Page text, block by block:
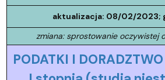
aktualizacja: 08/02/2023;
zmiana: sprostowanie oczywistej
PODATKI I